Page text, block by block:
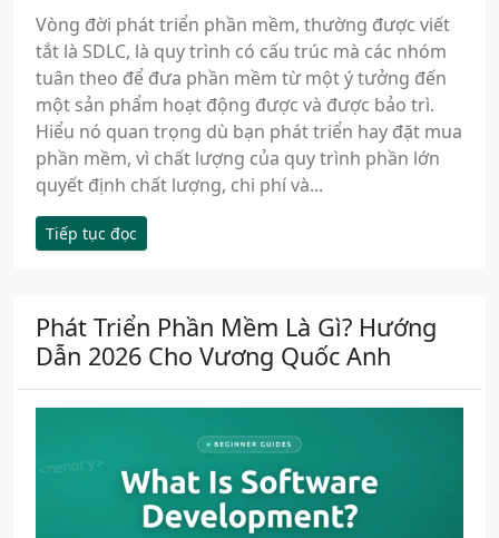
Vòng đời phát triển phần mềm, thường được viết
tắt là SDLC, là quy trình có cấu trúc mà các nhóm
tuân theo để đưa phần mềm từ một ý tưởng đến
một sản phẩm hoạt động được và được bảo trì.
Hiểu nó quan trọng dù bạn phát triển hay đặt mua
phần mềm, vì chất lượng của quy trình phần lớn
quyết định chất lượng, chi phí và...
Tiếp tục đọc
Phát Triển Phần Mềm Là Gì? Hướng
Dẫn 2026 Cho Vương Quốc Anh